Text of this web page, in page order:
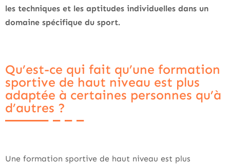
les techniques et les aptitudes individuelles dans un
domaine spécifique du sport.
Qu’est-ce qui fait qu’une formation
sportive de haut niveau est plus
adaptée à certaines personnes qu’à
d’autres ?
Une formation sportive de haut niveau est plus